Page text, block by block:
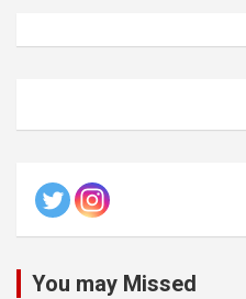
You may Missed